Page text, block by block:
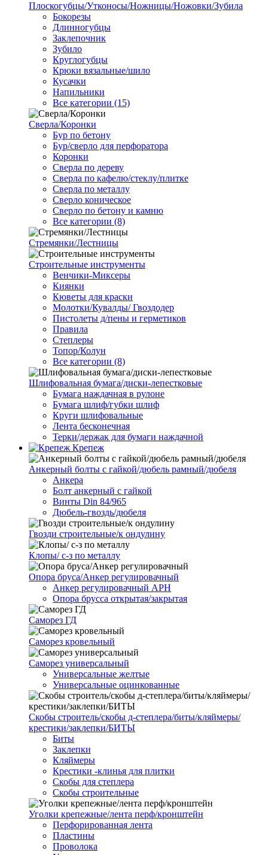
Плоскогубцы/Утконосы/Ножницы/Ножовки/Зубила
Бокорезы
Длинногубцы
Заклепочник
Зубило
Круглогубцы
Крюки вязальные/шило
Кусачки
Напильники
Все категории (15)
Сверла/Коронки
Бур по бетону
Бур/сверло для перфоратора
Коронки
Сверла по дереву
Сверла по кафелю/стеклу/плитке
Сверла по металлу
Сверло коническое
Сверло по бетону и камню
Все категории (8)
Стремянки/Лестницы
Строительные инструменты
Венчики-Миксеры
Киянки
Кюветы для краски
Молотки/Кувалды/ Гвоздодер
Пистолеты д/пены и герметиков
Правила
Степлеры
Топор/Колун
Все категории (8)
Шлифовальная бумага/диски-лепестковые
Бумага наждачная в рулоне
Бумага шлиф/губки шлиф
Круги шлифовальные
Лента бесконечная
Терки/держак для бумаги наждачной
Крепеж
Анкерный болты с гайкой/дюбель рамный/дюбеля
Анкера
Болт анкерный с гайкой
Винты Din 84/965
Дюбель-гвоздь/дюбеля
Гвозди строительные/к ондулину
Клопы/ с-з по металлу
Опора бруса/Анкер регулировачный
Анкер регулировачный АРН
Опора брусса открытая/закрытая
Саморез ГД
Саморез кровельный
Саморез универсальный
Универсальные желтые
Универсальные оцинкованные
Скобы строитель/скобы д-степлера/биты/кляймеры/
крестики/заклепки/БИТЫ
Биты
Заклепки
Кляймеры
Крестики -клинья для плитки
Скобы для степлера
Скобы строительные
Уголки крепежные/лента перф/кронштейн
Перфорированная лента
Пластины
Проволока